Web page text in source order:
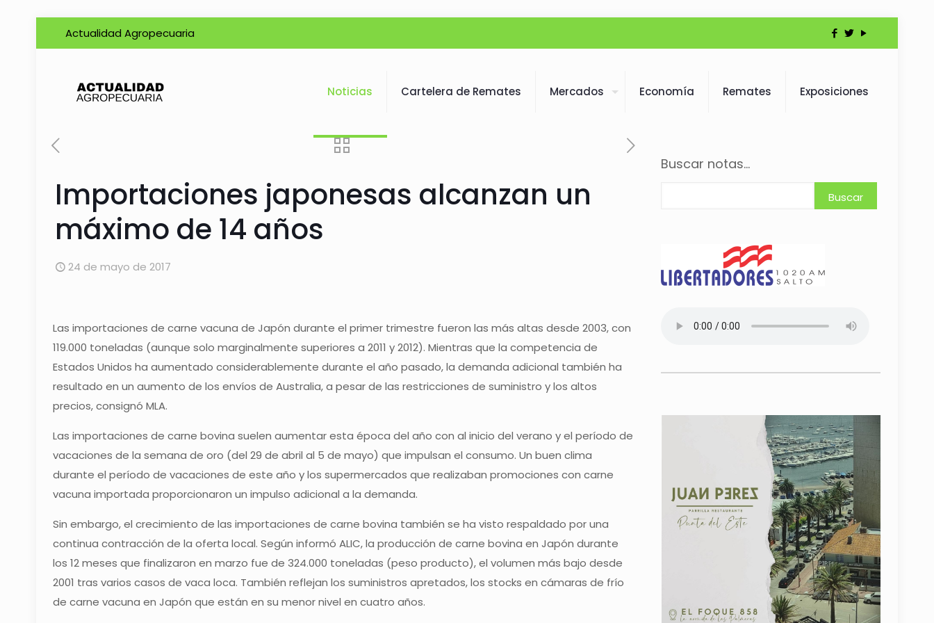
Actualidad Agropecuaria
Noticias Cartelera de Remates Mercados Economía Remates Exposiciones
Importaciones japonesas alcanzan un
máximo de 14 años
24 de mayo de 2017
Las importaciones de carne vacuna de Japón durante el primer trimestre fueron las más altas desde 2003, con
119.000 toneladas (aunque solo marginalmente superiores a 2011 y 2012). Mientras que la competencia de
Estados Unidos ha aumentado considerablemente durante el año pasado, la demanda adicional también ha
resultado en un aumento de los envíos de Australia, a pesar de las restricciones de suministro y los altos
precios, consignó MLA.
Las importaciones de carne bovina suelen aumentar esta época del año con al inicio del verano y el período de
vacaciones de la semana de oro (del 29 de abril al 5 de mayo) que impulsan el consumo. Un buen clima
durante el período de vacaciones de este año y los supermercados que realizaban promociones con carne
vacuna importada proporcionaron un impulso adicional a la demanda.
Sin embargo, el crecimiento de las importaciones de carne bovina también se ha visto respaldado por una
continua contracción de la oferta local. Según informó ALIC, la producción de carne bovina en Japón durante
los 12 meses que finalizaron en marzo fue de 324.000 toneladas (peso producto), el volumen más bajo desde
2001 tras varios casos de vaca loca. También reflejan los suministros apretados, los stocks en cámaras de frío
de carne vacuna en Japón que están en su menor nivel en cuatro años.
Buscar notas...
Buscar